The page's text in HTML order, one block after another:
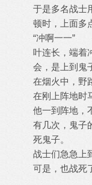
于是多名战士
顿时，上面多
“冲啊一一”
叶连长，端着
会，是上到鬼
在烟火中，野
在刚上阵地时
他一到阵地，
有几次，鬼子
死鬼子。
战士们急急上
可是，也战死